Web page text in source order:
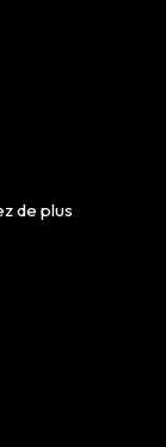
de plus